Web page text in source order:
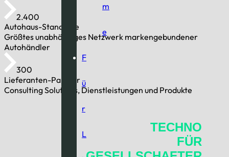
m
e
F
ü
r
L
2.400
Autohaus-Standorte
Größtes unabhängiges Netzwerk markengebundener
Autohändler
300
Lieferanten-Partner
Consulting Solutions, Dienstleistungen und Produkte
TECHNO
FÜR